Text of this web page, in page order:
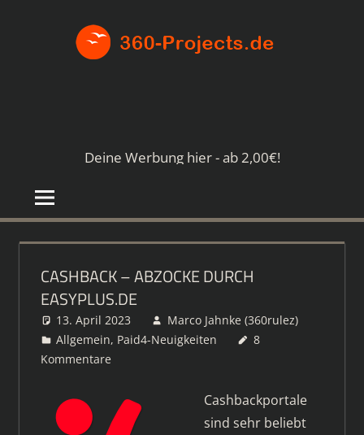
Deine Werbung hier - ab 2,00€!
CASHBACK – ABZOCKE DURCH
EASYPLUS.DE
13. April 2023
Marco Jahnke (360rulez)
Allgemein, Paid4-Neuigkeiten
8
Kommentare
Cashbackportale
sind sehr beliebt